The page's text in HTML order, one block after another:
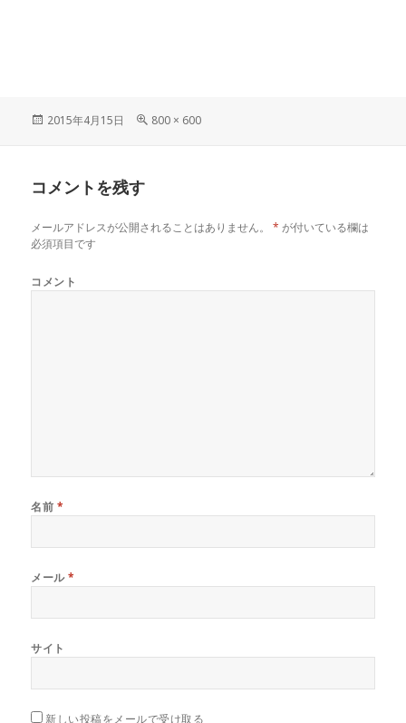
投
2015年4月15日
フ
800 × 600
コメントを残す
メールアドレスが公開されることはありません。 * が付いている欄は
必須項目です
コメント
名前 *
メール*
サイト
新しい投稿をメールで受け取る